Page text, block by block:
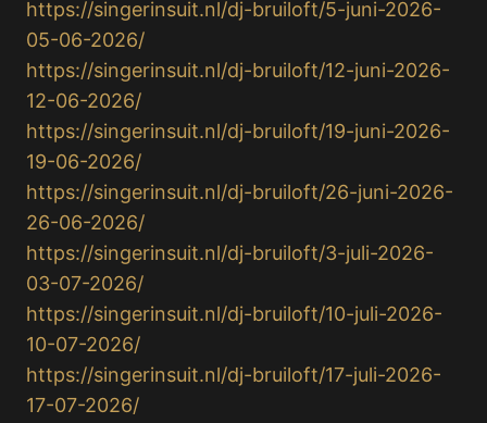
https://singerinsuit.nl/dj-bruiloft/5-juni-2026-
05-06-2026/
https://singerinsuit.nl/dj-bruiloft/12-juni-2026-
12-06-2026/
https://singerinsuit.nl/dj-bruiloft/19-juni-2026-
19-06-2026/
https://singerinsuit.nl/dj-bruiloft/26-juni-2026-
26-06-2026/
https://singerinsuit.nl/dj-bruiloft/3-juli-2026-
03-07-2026/
https://singerinsuit.nl/dj-bruiloft/10-juli-2026-
10-07-2026/
https://singerinsuit.nl/dj-bruiloft/17-juli-2026-
17-07-2026/